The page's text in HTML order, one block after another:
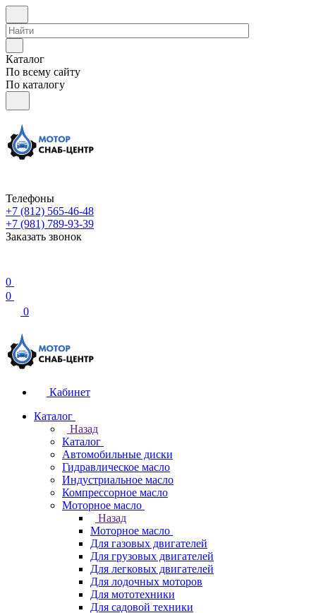
Каталог
По всему сайту
По каталогу
Телефоны
+7 (812) 565-46-48
+7 (981) 789-93-39
Заказать звонок
0
0
0
Кабинет
Каталог
Назад
Каталог
Автомобильные диски
Гидравлическое масло
Индустриальное масло
Компрессорное масло
Моторное масло
Назад
Моторное масло
Для газовых двигателей
Для грузовых двигателей
Для легковых двигателей
Для лодочных моторов
Для мототехники
Для садовой техники